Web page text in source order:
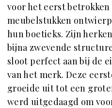
voor het eerst
meubelstukken
hun boetieks. Zijn
bijna zwevende
sloot perfect aan bij de
van het merk. Deze
groeide uit tot een
werd uitgedaagd om